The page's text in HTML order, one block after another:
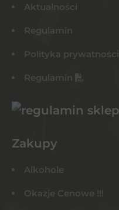
Aktualności
Regulamin
Polityka prywatności
Regulamin
Zakupy
Alkohole
Okazje Cenowe !!!